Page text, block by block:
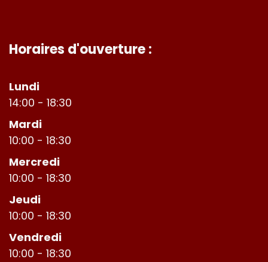
Horaires d'ouverture :
Lundi
14:00 - 18:30
Mardi
10:00 - 18:30
Mercredi
10:00 - 18:30
Jeudi
10:00 - 18:30
Vendredi
10:00 - 18:30